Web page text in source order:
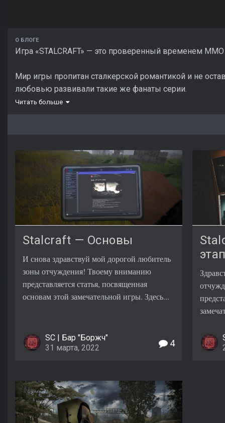
О БЛОГЕ
Игра «STALCRAFT» — это проверенный временем
Мир игры пропитан сталкерской романтикой и не
любовью развивали такие же фанаты серии.
Мы позиционируем игру как самостоятельный
Читать больше
Stalcraft — Основы
И снова здравствуй мой дорогой любитель
зоны отчуждения! Твоему вниманию
представляется статья, посвященная
основам этой замечательной игры. Здесь...
SC | Бар "Боржч"
31 марта, 2022
4